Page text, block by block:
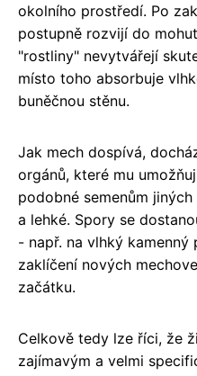
okolního prostředí. Po
postupně rozvijí do
"rostliny" nevytvářejí
místo toho absorbuje
buněčnou stěnu.
Jak mech dospívá,
orgánů, které mu
podobné semenům
a lehké. Spory se
- např. na vlhký
zaklíčení nových
začátku.
Celkově tedy lze říci, že
zajímavým a velmi